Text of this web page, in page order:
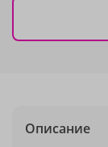
Описание